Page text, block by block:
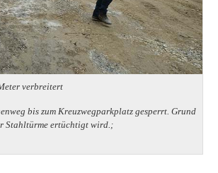
verbreitert
bis zum Kreuzwegparkplatz gesperrt. Grund
Stahltürme ertüchtigt wird.;